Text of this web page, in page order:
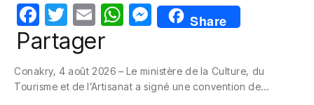
F
a
e
T
w
itt
er
E
m
W
s
M
e
e
Share
Partager
Conakry, 4 août 2026 – Le ministère de la Culture, du
Tourisme et de l’Artisanat a signé une convention de…